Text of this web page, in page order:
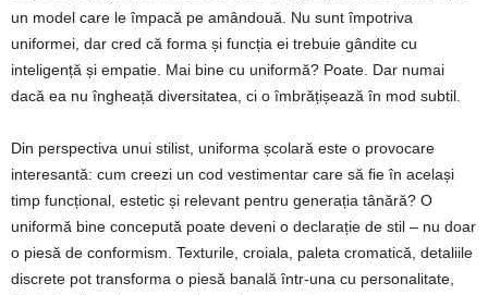
un model care le împacă pe amândouă. Nu sunt împotriva
uniformei, dar cred că forma și funcția ei trebuie gândite cu
inteligență și empatie. Mai bine cu uniformă? Poate. Dar numai
dacă ea nu îngheață diversitatea, ci o îmbrățișează în mod subtil.
Din perspectiva unui stilist, uniforma școlară este o provocare
interesantă: cum creezi un cod vestimentar care să fie în același
timp funcțional, estetic și relevant pentru generația tânără? O
uniformă bine concepută poate deveni o declarație de stil – nu doar
o piesă de conformism. Texturile, croiala, paleta cromatică, detaliile
discrete pot transforma o piesă banală într-una cu personalitate,